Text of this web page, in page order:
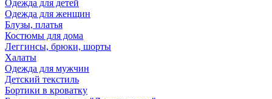
Одежда для детей
Одежда для женщин
Блузы, платья
Костюмы для дома
Леггинсы, брюки, шорты
Халаты
Одежда для мужчин
Детский текстиль
Бортики в кроватку